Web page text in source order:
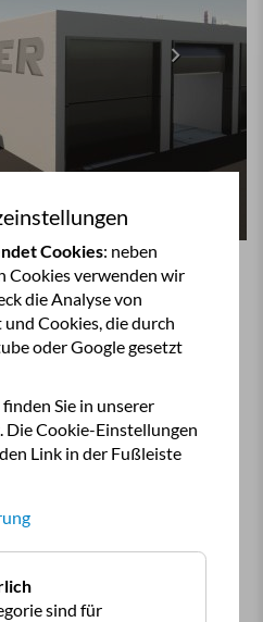
Humers-Straße 1
Grünbach 10
Cookies: neben
Cookies verwenden wir
die Analyse von
Cookies, die durch
oder Google gesetzt
Sie in unserer
Cookie-Einstellungen
Link in der Fußleiste
sind für